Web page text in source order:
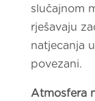
slučajnom
rješavaju
natjecanja
povezani.
Atmosfera